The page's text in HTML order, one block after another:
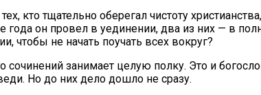
кто тща­тель­но обе­ре­гал чи­сто­ту
он про­вел в уеди­не­нии, два из них — в
чтобы не на­чать по­учать всех во­круг?
за­ни­ма­ет це­лую пол­ку. Это и
Но до них де­ло до­шло не сра­зу.